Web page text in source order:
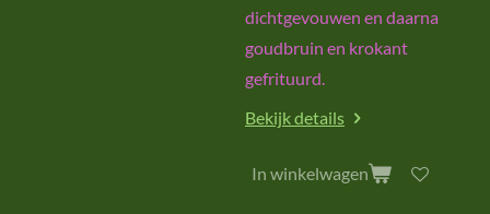
dichtgevouwen en daarna
goudbruin en krokant
gefrituurd.
Bekijk details
In winkelwagen